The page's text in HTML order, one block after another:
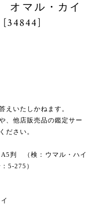
マル・カイ
えいたしかねます。
、他店販売品の鑑定サー
ださい。
判 （検：ウマル・ハイ
5-275）